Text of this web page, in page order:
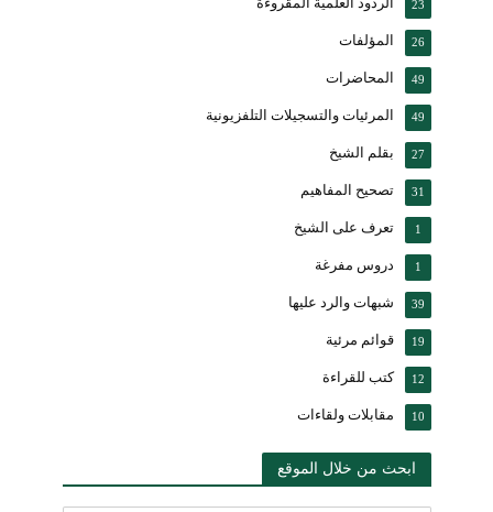
23
المؤلفات 26
المحاضرات 49
المرئيات والتسجيلات التلفزيونية 49
بقلم الشيخ 27
تصحيح المفاهيم 31
تعرف على الشيخ 1
دروس مفرغة 1
شبهات والرد عليها 39
قوائم مرئية 19
كتب للقراءة 12
مقابلات ولقاءات 10
ابحث من خلال الموقع